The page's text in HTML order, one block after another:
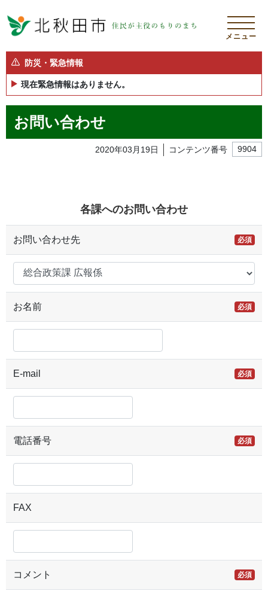
メニュー
防災・緊急情報
現在緊急情報はありません。
お問い合わせ
2020年03月19日 コンテンツ番号 9904
各課へのお問い合わせ
お問い合わせ先 必須
お名前 必須
E-mail 必須
電話番号 必須
FAX
コメント 必須